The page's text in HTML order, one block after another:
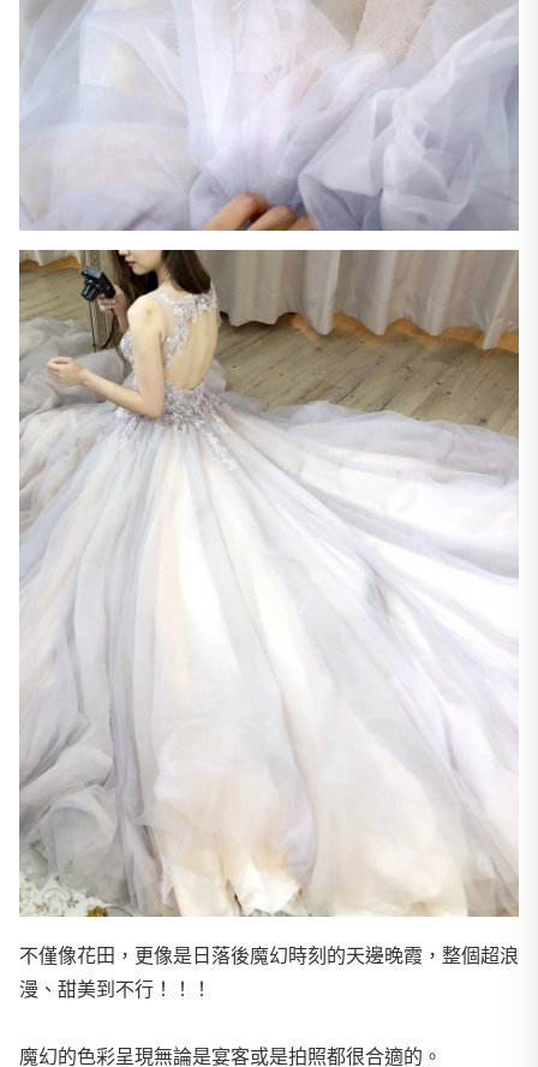
不僅像花田，更像是日落後魔幻時刻的天邊晚霞，整個超浪
漫、甜美到不行！！！
魔幻的色彩呈現無論是宴客或是拍照都很合適的。